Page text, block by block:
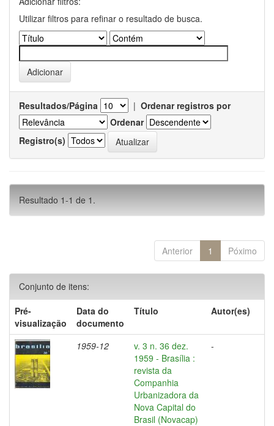
Utilizar filtros para refinar o resultado de busca.
Resultados/Página | Ordenar registros por
Ordenar
Registro(s)
Resultado 1-1 de 1.
Anterior 1 Póximo
Conjunto de itens:
Pré-
visualização
Data do
documento
Título Autor(es)
1959-12
v. 3 n. 36 dez.
1959 - Brasília :
revista da
Companhia
Urbanizadora da
Nova Capital do
Brasil (Novacap)
-